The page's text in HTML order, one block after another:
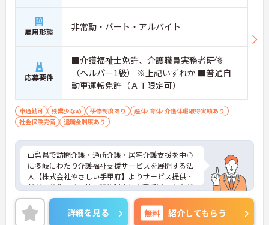
雇用形態 非常勤・パート・アルバイト
応募要件
■介護福祉士免許、介護職員実務者研修
（ヘルパー1級） ※上記いずれか ■普通自
動車運転免許（ＡＴ限定可）
車通勤可 残業少なめ 研修制度あり
産休･育休･介護休暇取得実績あり
社会保険完備
退職金制度あり
山梨県で訪問介護・通所介護・居宅介護支援を中心
に多岐にわたり介護福祉支援サービスを展開する法
人【株式会社やさしい手甲府】よりサービス提供責
任者の募集です。社内研修制度と各種手当の充実が
あり安心して働ける環境が魅力の職場です。ご興味
のある方は面接ポイントなどをお伝えしますので、
お気軽にお問い合わせください。
詳細を見る 無料 紹介してもらう